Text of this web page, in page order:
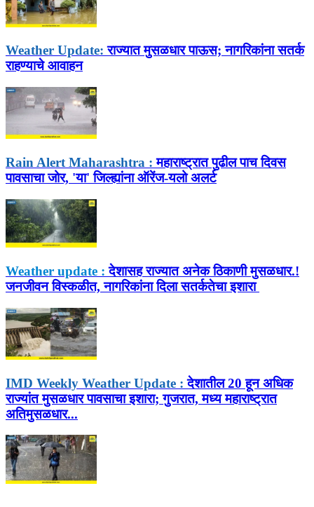
Weather Update: राज्यात मुसळधार पाऊस; नागरिकांना सतर्क
राहण्याचे आवाहन
Rain Alert Maharashtra : महाराष्ट्रात पुढील पाच दिवस
पावसाचा जोर, 'या' जिल्ह्यांना ऑरेंज-यलो अलर्ट
Weather update : देशासह राज्‍यात अनेक ठिकाणी मुसळधार.!
जनजीवन विस्‍कळीत, नागरिकांना दिला सतर्कतेचा इशारा
IMD Weekly Weather Update : देशातील 20 हून अधिक
राज्यांत मुसळधार पावसाचा इशारा; गुजरात, मध्य महाराष्ट्रात
अतिमुसळधार...